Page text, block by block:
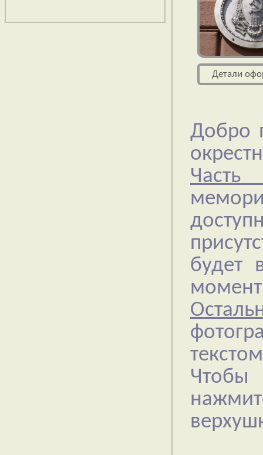
Добро
Часть
будет
момент
Чтобы